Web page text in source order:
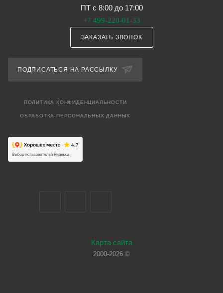
ПТ с 8:00 до 17:00
+7 499-220-01-33
ЗАКАЗАТЬ ЗВОНОК
ПОДПИСАТЬСЯ НА РАССЫЛКУ
ПОЛИТИКА КОНФИДЕНЦИАЛЬНОСТИ
ОБРАБОТКА ПЕРСОНАЛЬНЫХ ДАННЫХ
Карта сайта
2000-2026 ©